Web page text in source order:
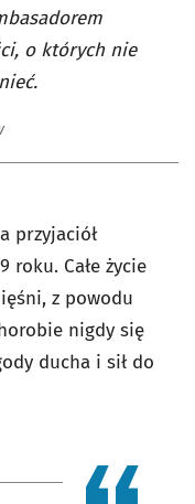
o których nie
przyjaciół
roku. Całe życie
z powodu
nigdy się
ducha i sił do